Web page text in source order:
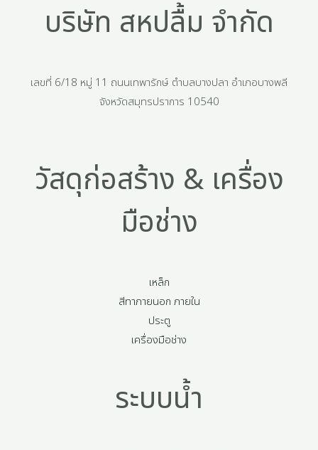
บริษัท สหปลื้ม จำกัด
เลขที่ 6/18 หมู่ 11 ถนนเทพารักษ์ ตำบลบางปลา อำเภอบางพลี
จังหวัดสมุทรปราการ 10540
วัสดุก่อสร้าง & เครื่อง
มือช่าง
เหล็ก
สีทาภายนอก ภายใน
ประตู
เครื่องมือช่าง
ระบบน้ำ